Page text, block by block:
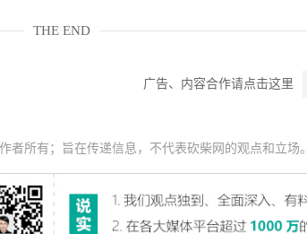
THE END
广告、内容合作请点击这里
者所有；旨在传递信息，不代表砍柴网的观点和立场。